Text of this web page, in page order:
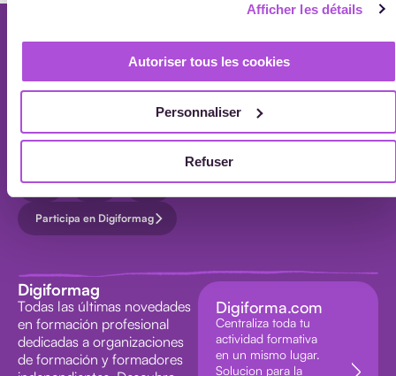
Afficher les détails
Autoriser tous les cookies
Personnaliser
Refuser
TODOS
Recibe cada mes en tu buzón de entrada nuestras novedades en formación
profesional.
Suscríbase a nuestro boletín
Participa en Digiformag
Digiformag
Todas las últimas novedades
en formación profesional
dedicadas a organizaciones
de formación y formadores
Digiforma.com
Centraliza toda tu
actividad formativa
en un mismo lugar.
Solucion para la